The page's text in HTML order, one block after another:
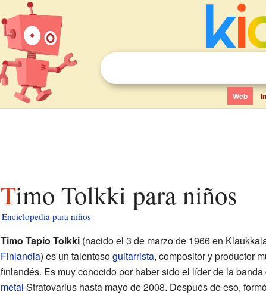
Web
Timo Tolkki para niños
Enciclopedia para niños
Timo Tapio Tolkki(nacido el 3 de marzo de 1966 en
Finlandia) es un talentosoguitarrista, compositor y productor
finlandés. Es muy conocido por haber sido el líder de la banda
metal Stratovarius hasta mayo de 2008. Después de eso,